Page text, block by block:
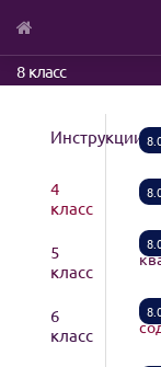
Skip
to
content
8 класс
Инструкции
4
класс
5
класс
6
класс